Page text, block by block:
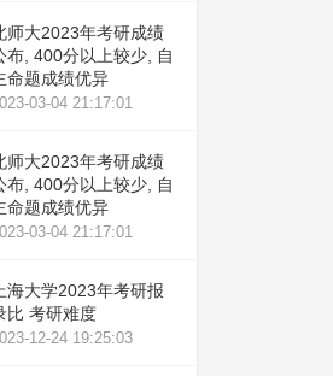
师大2023年考研成绩
布, 400分以上较少, 自
命题成绩优异
03-04 21:17:01
师大2023年考研成绩
布, 400分以上较少, 自
命题成绩优异
03-04 21:17:01
上海大学2023年考研报
比 考研难度
12-24 19:25:03